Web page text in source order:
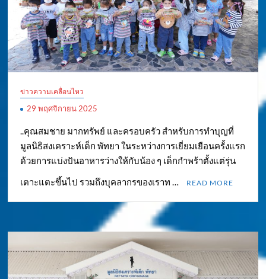
ข่าวความเคลื่อนไหว
29 พฤศจิกายน 2025
..คุณสมชาย มากทรัพย์ และครอบครัว สำหรับการทำบุญที่
มูลนิธิสงเคราะห์เด็ก พัทยา ในระหว่างการเยี่ยมเยือนครั้งแรก
ด้วยการแบ่งปันอาหารว่างให้กับน้อง ๆ เด็กกำพร้าตั้งแต่รุ่น
เตาะแตะขึ้นไป รวมถึงบุคลากรของเราท …
READ MORE